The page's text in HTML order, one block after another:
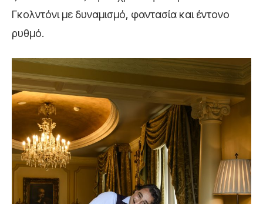
Γκολντόνι με δυναμισμό, φαντασία και έντονο
ρυθμό.